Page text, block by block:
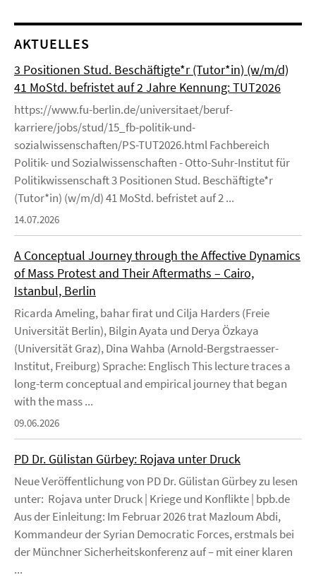
AKTUELLES
3 Positionen Stud. Beschäftigte*r (Tutor*in) (w/m/d)
41 MoStd. befristet auf 2 Jahre Kennung: TUT2026
https://www.fu-berlin.de/universitaet/beruf-
karriere/jobs/stud/15_fb-politik-und-
sozialwissenschaften/PS-TUT2026.html Fachbereich
Politik- und Sozialwissenschaften - Otto-Suhr-Institut für
Politikwissenschaft 3 Positionen Stud. Beschäftigte*r
(Tutor*in) (w/m/d) 41 MoStd. befristet auf 2 ...
14.07.2026
A Conceptual Journey through the Affective Dynamics
of Mass Protest and Their Aftermaths – Cairo,
Istanbul, Berlin
Ricarda Ameling, bahar firat und Cilja Harders (Freie
Universität Berlin), Bilgin Ayata und Derya Özkaya
(Universität Graz), Dina Wahba (Arnold-Bergstraesser-
Institut, Freiburg) Sprache: Englisch This lecture traces a
long-term conceptual and empirical journey that began
with the mass ...
09.06.2026
PD Dr. Gülistan Gürbey: Rojava unter Druck
Neue Veröffentlichung von PD Dr. Gülistan Gürbey zu lesen
unter: Rojava unter Druck | Kriege und Konflikte | bpb.de
Aus der Einleitung: Im Februar 2026 trat Mazloum Abdi,
Kommandeur der Syrian Democratic Forces, erstmals bei
der Münchner Sicherheitskonferenz auf – mit einer klaren
...